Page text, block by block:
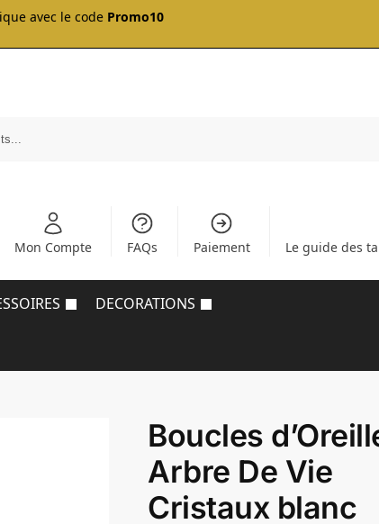
avec le code Promo10
Mon Compte FAQs Paiement Le guide des
DECORATIONS
Boucles
Arbre De Vie
Cristaux blanc